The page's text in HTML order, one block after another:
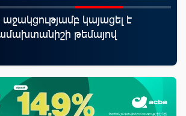
կայացել է
թեմայով